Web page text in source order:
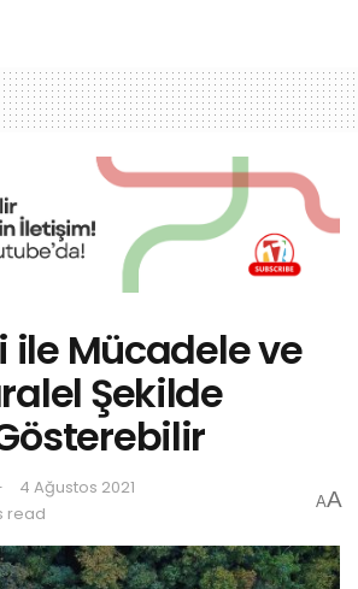
ile Mücadele ve
Şekilde
4 Ağustos 2021
read
AA